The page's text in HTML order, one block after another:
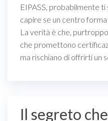
EIPASS, probabilmente ti
capire se un centro
La verità è che,
che promettono
ma rischiano di offrirti un
Il segreto